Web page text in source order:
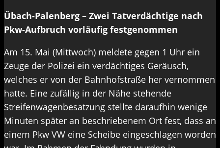
Übach-Palenberg – Zwei Tatverdächtige nach
Pkw-Aufbruch vorläufig festgenommen
Am 15. Mai (Mittwoch) meldete gegen 1 Uhr ein
Zeuge der Polizei ein verdächtiges Geräusch,
welches er von der Bahnhofstraße her vernommen
hatte. Eine zufällig in der Nähe stehende
Streifenwagenbesatzung stellte daraufhin wenige
Minuten später an beschriebenem Ort fest, dass an
einem Pkw VW eine Scheibe eingeschlagen worden